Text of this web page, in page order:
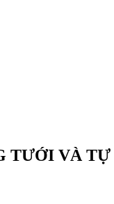
TƯỚI VÀ